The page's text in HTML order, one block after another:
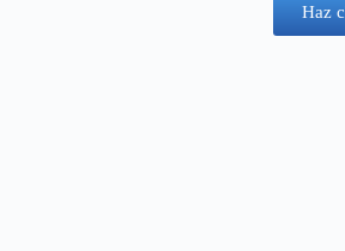
Haz